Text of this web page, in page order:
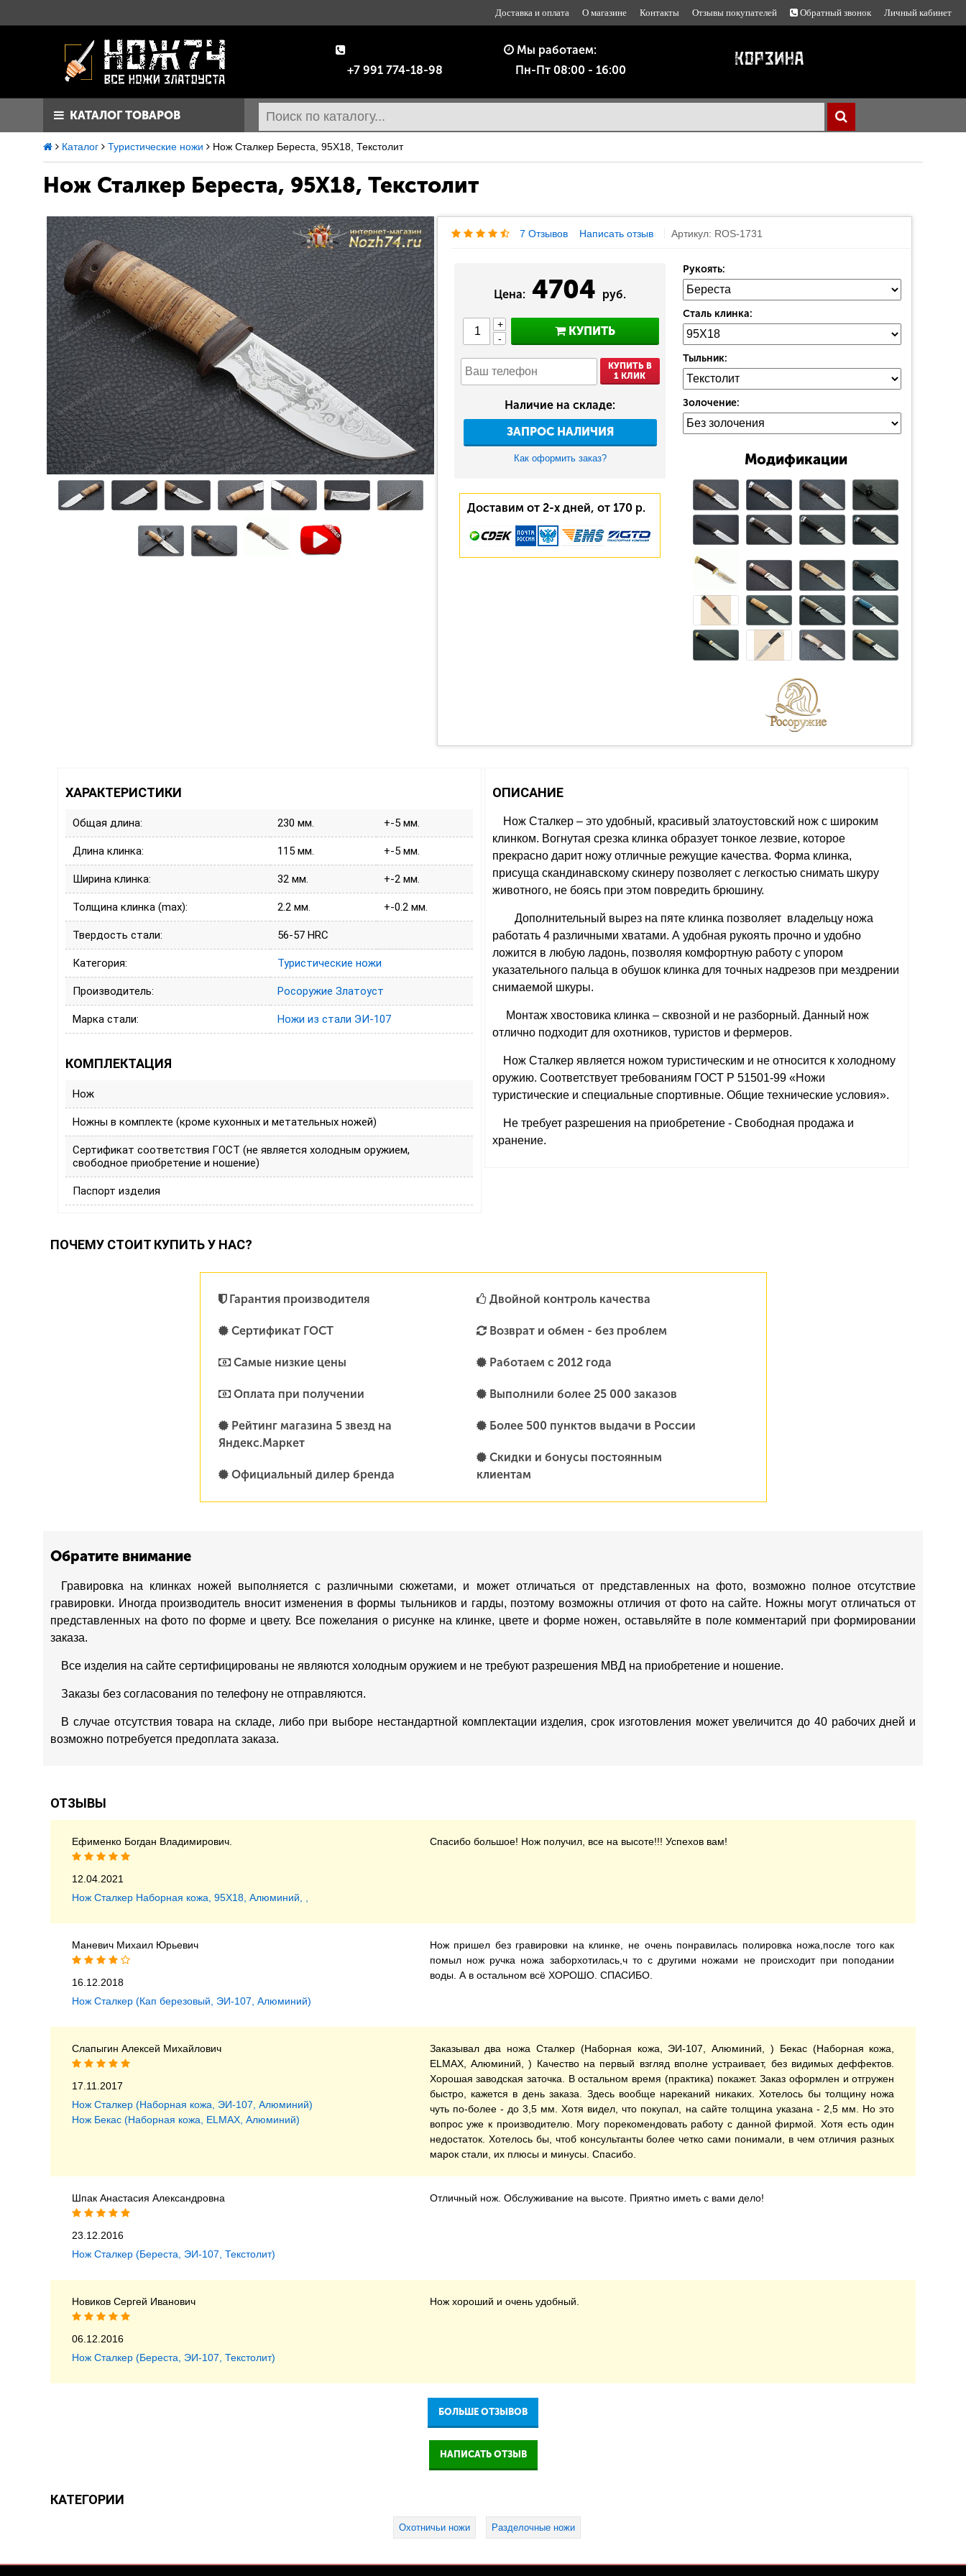
Доставка и оплата О магазине Контакты Отзывы покупателей Обратный звонок Личный кабинет
+7 991 774-18-98
Мы работаем:
Пн-Пт 08:00 - 16:00
КАТАЛОГ ТОВАРОВ
Каталог Туристические ножи Нож Сталкер Береста, 95Х18, Текстолит
Нож Сталкер Береста, 95Х18, Текстолит
7 Отзывов Написать отзыв Артикул: ROS-1731
Цена: 4704 руб.
+
-
КУПИТЬ
КУПИТЬ В
1 КЛИК
Наличие на складе:
ЗАПРОС НАЛИЧИЯ
Как оформить заказ?
Доставим от 2-х дней, от 170 р.
Рукоять:
Сталь клинка:
Тыльник:
Золочение:
Модификации
ХАРАКТЕРИСТИКИ
Общая длина: 230 мм. +-5 мм.
Длина клинка: 115 мм. +-5 мм.
Ширина клинка: 32 мм. +-2 мм.
Толщина клинка (max): 2.2 мм. +-0.2 мм.
Твердость стали: 56-57 HRC
Категория: Туристические ножи
Производитель: Росоружие Златоуст
Марка стали: Ножи из стали ЭИ-107
КОМПЛЕКТАЦИЯ
Нож
Ножны в комплекте (кроме кухонных и метательных ножей)
Сертификат соответствия ГОСТ (не является холодным оружием,
свободное приобретение и ношение)
Паспорт изделия
ОПИСАНИЕ
Нож Сталкер – это удобный, красивый златоустовский нож с широким
клинком. Вогнутая срезка клинка образует тонкое лезвие, которое
прекрасно дарит ножу отличные режущие качества. Форма клинка,
присуща скандинавскому скинеру позволяет с легкостью снимать шкуру
животного, не боясь при этом повредить брюшину.
Дополнительный вырез на пяте клинка позволяет владельцу ножа
работать 4 различными хватами. А удобная рукоять прочно и удобно
ложится в любую ладонь, позволяя комфортную работу с упором
указательного пальца в обушок клинка для точных надрезов при мездрении
снимаемой шкуры.
Монтаж хвостовика клинка – сквозной и не разборный. Данный нож
отлично подходит для охотников, туристов и фермеров.
Нож Сталкер является ножом туристическим и не относится к холодному
оружию. Соответствует требованиям ГОСТ Р 51501-99 «Ножи
туристические и специальные спортивные. Общие технические условия».
Не требует разрешения на приобретение - Свободная продажа и
хранение.
ПОЧЕМУ СТОИТ КУПИТЬ У НАС?
Гарантия производителя
Сертификат ГОСТ
Самые низкие цены
Оплата при получении
Рейтинг магазина 5 звезд на
Яндекс.Маркет
Официальный дилер бренда
Двойной контроль качества
Возврат и обмен - без проблем
Работаем с 2012 года
Выполнили более 25 000 заказов
Более 500 пунктов выдачи в России
Скидки и бонусы постоянным
клиентам
Обратите внимание
Гравировка на клинках ножей выполняется с различными сюжетами, и может отличаться от представленных на фото, возможно полное отсутствие
гравировки. Иногда производитель вносит изменения в формы тыльников и гарды, поэтому возможны отличия от фото на сайте. Ножны могут отличаться от
представленных на фото по форме и цвету. Все пожелания о рисунке на клинке, цвете и форме ножен, оставьляйте в поле комментарий при формировании
заказа.
Все изделия на сайте сертифицированы не являются холодным оружием и не требуют разрешения МВД на приобретение и ношение.
Заказы без согласования по телефону не отправляются.
В случае отсутствия товара на складе, либо при выборе нестандартной комплектации изделия, срок изготовления может увеличится до 40 рабочих дней и
возможно потребуется предоплата заказа.
ОТЗЫВЫ
Ефименко Богдан Владимирович.
12.04.2021
Нож Сталкер Наборная кожа, 95Х18, Алюминий, ,
Спасибо большое! Нож получил, все на высоте!!! Успехов вам!
Маневич Михаил Юрьевич
16.12.2018
Нож Сталкер (Кап березовый, ЭИ-107, Алюминий)
Нож пришел без гравировки на клинке, не очень понравилась полировка ножа,после того как
помыл нож ручка ножа заборхотилась,ч то с другими ножами не происходит при поподании
воды. А в остальном всё ХОРОШО. СПАСИБО.
Слапыгин Алексей Михайлович
17.11.2017
Нож Сталкер (Наборная кожа, ЭИ-107, Алюминий)
Нож Бекас (Наборная кожа, ELMAX, Алюминий)
Заказывал два ножа Сталкер (Наборная кожа, ЭИ-107, Алюминий, ) Бекас (Наборная кожа,
ELMAX, Алюминий, ) Качество на первый взгляд вполне устраивает, без видимых деффектов.
Хорошая заводская заточка. В остальном время (практика) покажет. Заказ оформлен и отгружен
быстро, кажется в день заказа. Здесь вообще нареканий никаких. Хотелось бы толщину ножа
чуть по-более - до 3,5 мм. Хотя видел, что покупал, на сайте толщина указана - 2,5 мм. Но это
вопрос уже к производителю. Могу порекомендовать работу с данной фирмой. Хотя есть один
недостаток. Хотелось бы, чтоб консультанты более четко сами понимали, в чем отличия разных
марок стали, их плюсы и минусы. Спасибо.
Шпак Анастасия Александровна
23.12.2016
Нож Сталкер (Береста, ЭИ-107, Текстолит)
Отличный нож. Обслуживание на высоте. Приятно иметь с вами дело!
Новиков Сергей Иванович
06.12.2016
Нож Сталкер (Береста, ЭИ-107, Текстолит)
Нож хороший и очень удобный.
БОЛЬШЕ ОТЗЫВОВ
НАПИСАТЬ ОТЗЫВ
КАТЕГОРИИ
Охотничьи ножи Разделочные ножи